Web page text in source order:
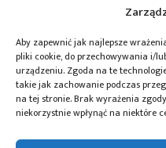
Aby zapewnić jak najlepsze
pliki cookie, do przechowywania i/
urządzeniu. Zgoda na te
takie jak zachowanie podczas
na tej stronie. Brak wyrażenia
niekorzystnie wpłynąć na niektóre